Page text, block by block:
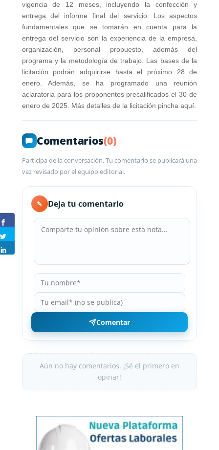
vigencia de 12 meses, incluyendo la confección y
entrega del informe final del servicio. Los aspectos
fundamentales que se tomarán en cuenta para la
entrega del servicio son la experiencia de la empresa,
organización, personal propuesto, además del
programa y la metodología de trabajo. Las bases de la
licitación podrán adquirirse hasta el próximo 28 de
enero. Además, se ha programado una reunión
aclaratoria para los proponentes precalificados el 30 de
enero de 2025. Más detalles de la licitación pincha aquí.
Comentarios(0)
Participa de la conversación. Tu comentario se publicará una
vez revisado por el equipo editorial.
✎ Deja tu comentario
Comentar
Aún no hay comentarios. ¡Sé el primero en
opinar!